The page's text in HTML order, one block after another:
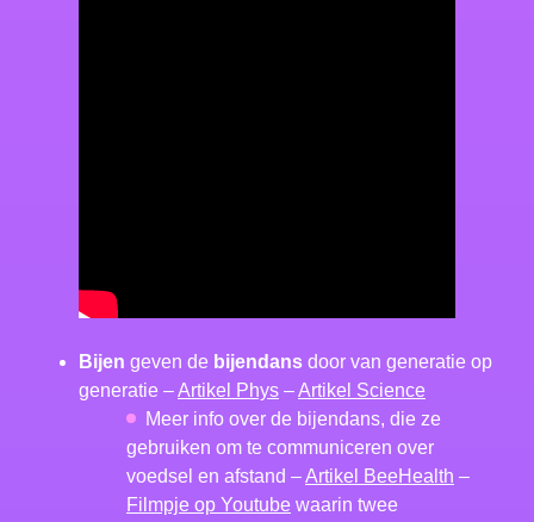
Bijen geven de bijendans door van generatie op
generatie –Artikel Phys –Artikel Science
Meer info over de bijendans, die ze
gebruiken om te communiceren over
voedsel en afstand –Artikel BeeHealth –
Filmpje op Youtube waarin twee